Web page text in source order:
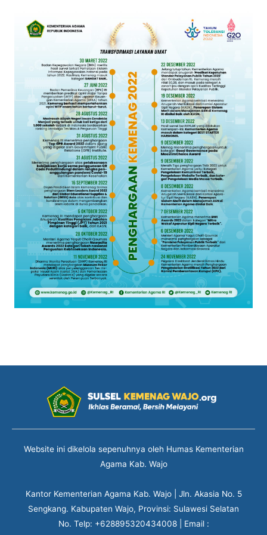
Website ini dikelola sepenuhnya oleh Humas Kementerian
Agama Kab. Wajo
Kantor Kementerian Agama Kab. Wajo | Jln. Akasia No. 5
Sengkang. Kabupaten Wajo, Provinsi: Sulawesi Selatan
No. Telp: +628895320434008 | Email :